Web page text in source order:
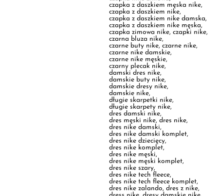
czarne buty nike,czarne nike,
czarne nike damskie,
czarne nike męskie ,
czarny plecak nike
damski dres nike,
damskie buty nike
damskie dresy nike,
damskie nike,
długie skarpetki nike
długie skarpety nike
dres damski nike,
dres męski nike,dres nike
dres nike damski,
dres nike damski komplet
dres nike dziecięcy,
dres nike komplet,
dres nike męski,
dres nike męski komplet,
dres nike szary,
dres nike tech fleece,
dres nike tech fleece komplet
dres nike zalando,
dress nike,dresy damskie nike
dresy damskie nike wyprzedaż
dresy męskie nike
dresy męskie nike wyprzedaż
dresy nike,dresy nike czarne,
dresy nike damskie,